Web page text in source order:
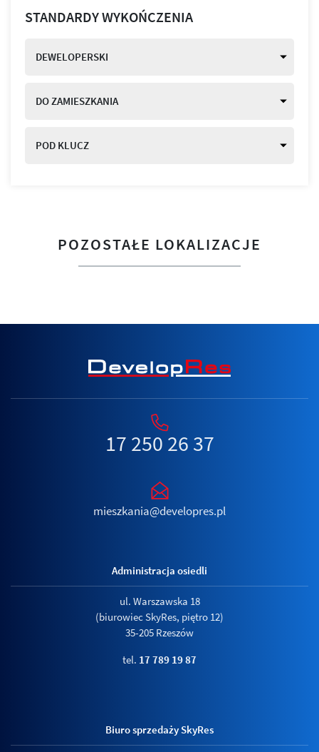
STANDARDY WYKOŃCZENIA
DEWELOPERSKI
DO ZAMIESZKANIA
POD KLUCZ
POZOSTAŁE LOKALIZACJE
17 250 26 37
mieszkania@developres.pl
Administracja osiedli
ul. Warszawska 18
(biurowiec SkyRes, piętro 12)
35-205 Rzeszów
tel. 17 789 19 87
Biuro sprzedaży SkyRes